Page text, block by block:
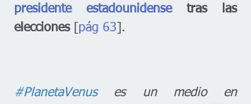
presidente estadounidense tras las
elecciones [ pág 63 ].
#PlanetaVenus es un medio en